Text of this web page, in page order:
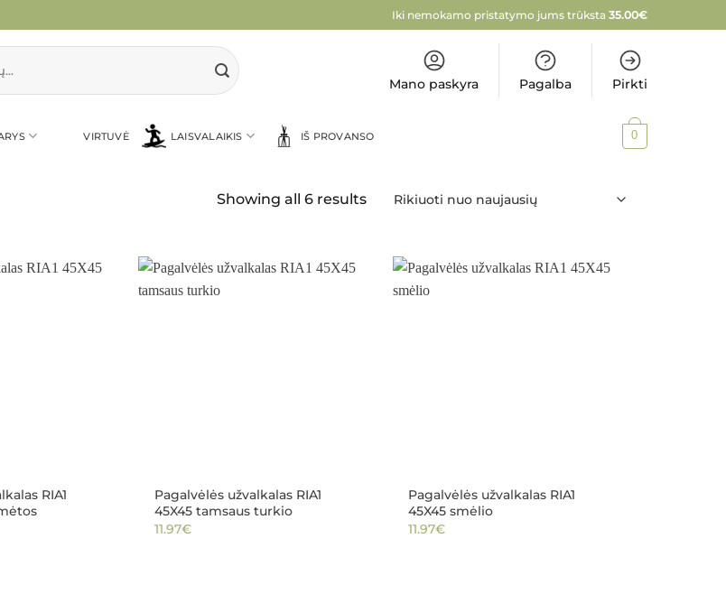
Iki nemokamo pristatymo jums trūksta 35.00€
Mano paskyra Pagalba Pirkti
VIRTUVĖ LAISVALAIKIS IŠ PROVANSO 0
Showing all 6 results
RIA1
Pagalvėlės užvalkalas RIA1
45X45 tamsaus turkio
11.97€
Pagalvėlės užvalkalas RIA1
45X45 smėlio
11.97€